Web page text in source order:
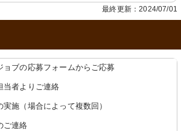
最終更新：2024/07/01
ョブの応募フォームからご応募
当者よりご連絡
実施（場合によって複数回）
ご連絡